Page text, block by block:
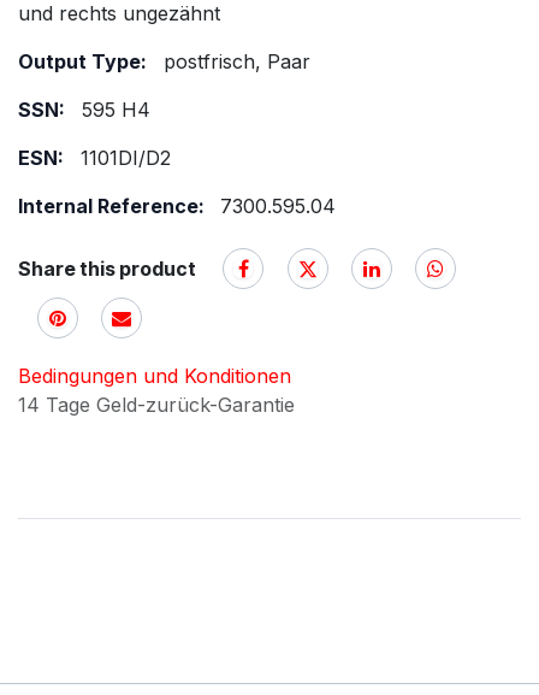
und rechts ungezähnt
Output Type:
postfrisch, Paar
SSN:
595 H4
ESN:
1101DI/D2
Internal Reference:
7300.595.04
Share this product
Bedingungen und Konditionen
14 Tage Geld-zurück-Garantie